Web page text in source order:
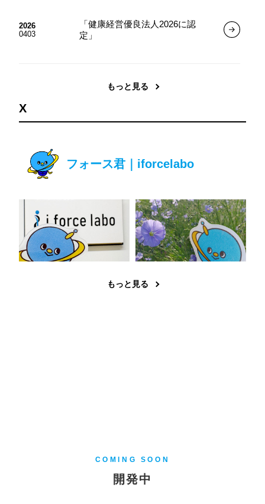
2026
0403
「健康経営優良法人2026に認
定」
もっと見る
X
フォース君｜iforcelabo
もっと見る
COMING SOON
開発中